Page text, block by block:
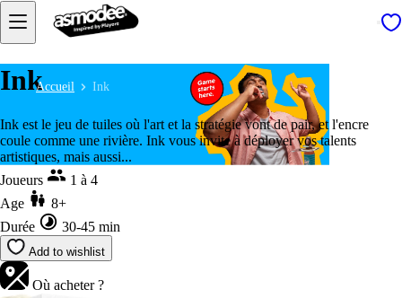
Accueil Ink
Ink
Ink est le jeu de tuiles où l'art et la stratégie vont de pair, et l'encre
coule comme une rivière. Ink vous invite à déployer vos talents
artistiques, mais aussi...
Joueurs
1 à 4
Age
8+
Durée
30-45 min
Add to wishlist
Où acheter ?